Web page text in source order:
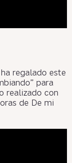
regalado este
para
realizado con
de De mi